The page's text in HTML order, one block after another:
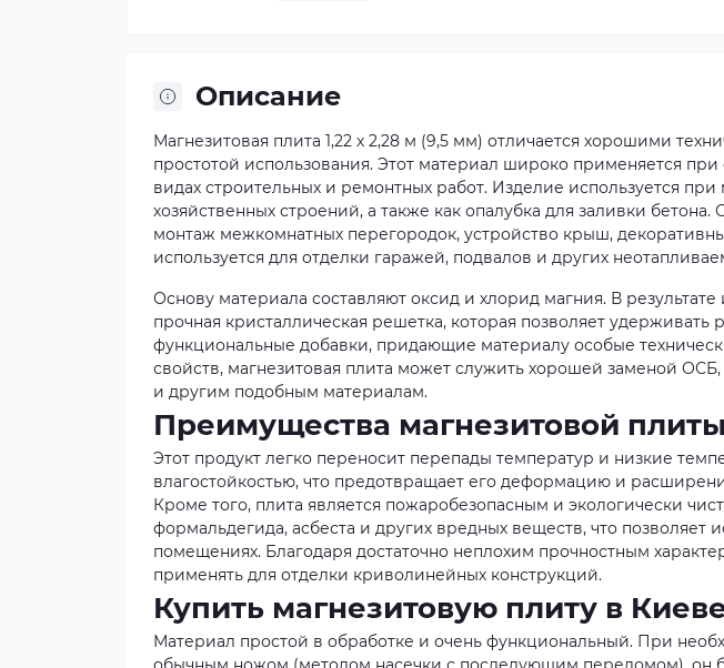
Описание
Магнезитовая плита 1,22 х 2,28 м (9,5 мм) отличается хорошими
простотой использования. Этот материал широко применяется
видах строительных и ремонтных работ. Изделие используется
хозяйственных строений, а также как опалубка для заливки
монтаж межкомнатных перегородок, устройство крыш,
используется для отделки гаражей, подвалов и других
Основу материала составляют оксид и хлорид магния. В
прочная кристаллическая решетка, которая позволяет удерживать
функциональные добавки, придающие материалу особые
свойств, магнезитовая плита может служить хорошей заменой
и другим подобным материалам.
Преимущества магнезитовой
Этот продукт легко переносит перепады температур и низкие
влагостойкостью, что предотвращает его деформацию и
Кроме того, плита является пожаробезопасным и экологически
формальдегида, асбеста и других вредных веществ, что позволяет
помещениях. Благодаря достаточно неплохим прочностным
применять для отделки криволинейных конструкций.
Купить магнезитовую плиту в
Материал простой в обработке и очень функциональный. При